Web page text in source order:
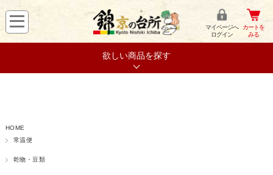
マイページへ
ログイン
カートを
みる
欲しい商品を探す
HOME
常温便
乾物・豆類